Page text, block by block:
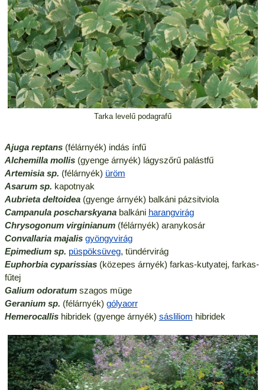
Tarka levelű podagrafű
Ajuga reptans(félárnyék) indás ínfű
Alchemilla mollis(gyenge árnyék) lágyszőrű palástfű
Artemisia sp. (félárnyék) üröm
Asarum sp. kapotnyak
Aubrieta deltoidea (gyenge árnyék) balkáni pázsitviola
Campanula poscharskyanabalkáni harangvirág
Chrysogonum virginianum(félárnyék) aranykosár
Convallaria majalis gyöngyvirág
Epimedium sp. püspöksüveg, tündérvirág
Euphorbia cyparissias(közepes árnyék) farkas-kutyatej, farkas-
fűtej
Galium odoratumszagos müge
Geranium sp. (félárnyék) gólyaorr
Hemerocallishibridek (gyenge árnyék) sásliliom hibridek